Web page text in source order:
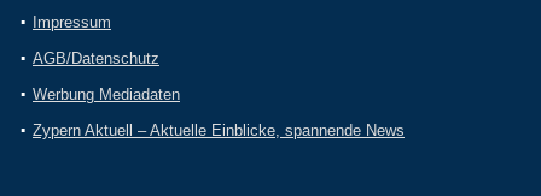
Impressum
AGB/Datenschutz
Werbung Mediadaten
Zypern Aktuell – Aktuelle Einblicke, spannende News